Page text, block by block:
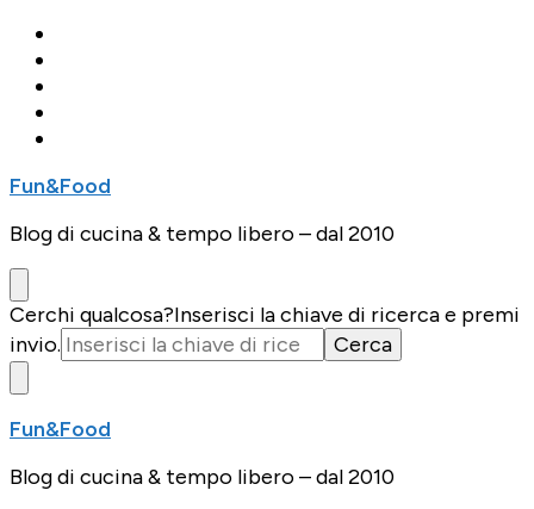
Fun&Food
Blog di cucina & tempo libero – dal 2010
Cerchi qualcosa?Inserisci la chiave di ricerca e premi
invio.
Fun&Food
Blog di cucina & tempo libero – dal 2010